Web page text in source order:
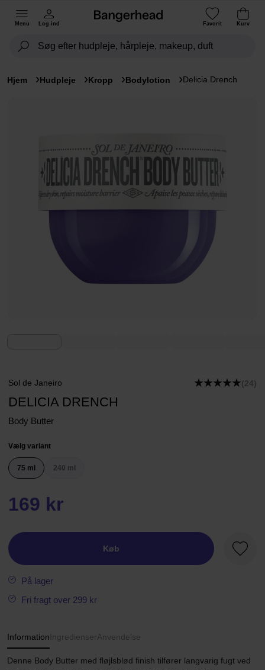
Menu Log ind Favorit Kurv
Hjem Hudpleje Kropp Bodylotion Delicia Drench
Sol de Janeiro (24)
DELICIA DRENCH
Body Butter
Vælg variant
75 ml 240 ml
169 kr
Køb
På lager
Fri fragt over 299 kr
Information Ingredienser Anvendelse
Denne Body Butter med fløjlsblød finish tilfører langvarig fugt ved